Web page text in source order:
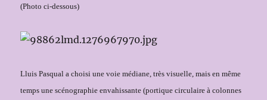
(Photo ci-dessous)
Lluis Pasqual a choisi une voie médiane, très visuelle, mais en même
temps une scénographie envahissante (portique circulaire à colonnes